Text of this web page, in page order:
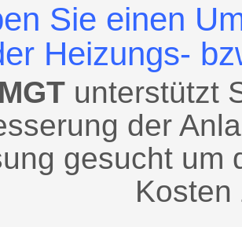
Sie einen
Heizungs-
unterstützt
der
gesucht um
Kosten